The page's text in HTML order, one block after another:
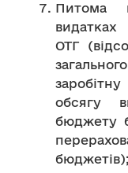
Питома
ОТГ
обсягу
бюджету
бюджетів);